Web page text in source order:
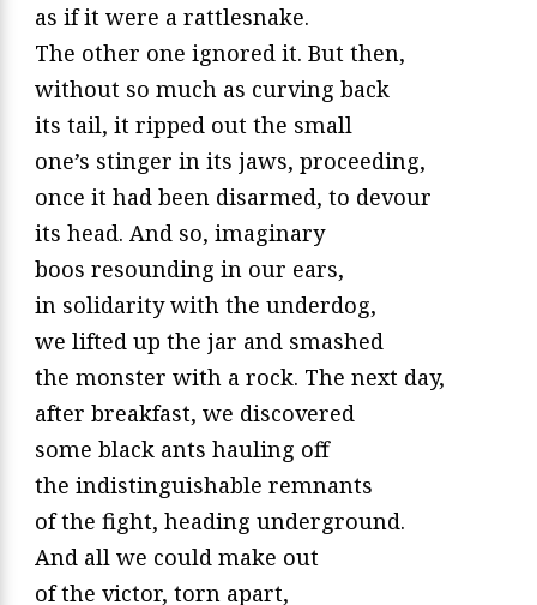
as if it were a rattlesnake.
The other one ignored it. But then,
without so much as curving back
its tail, it ripped out the small
one’s stinger in its jaws, proceeding,
once it had been disarmed, to devour
its head. And so, imaginary
boos resounding in our ears,
in solidarity with the underdog,
we lifted up the jar and smashed
the monster with a rock. The next day,
after breakfast, we discovered
some black ants hauling off
the indistinguishable remnants
of the fight, heading underground.
And all we could make out
of the victor, torn apart,